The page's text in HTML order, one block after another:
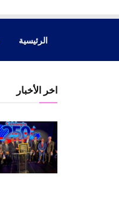
الرئيسية
اخر الأخبار